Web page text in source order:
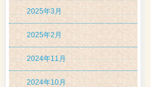
2025年3月
2025年2月
2024年11月
2024年10月